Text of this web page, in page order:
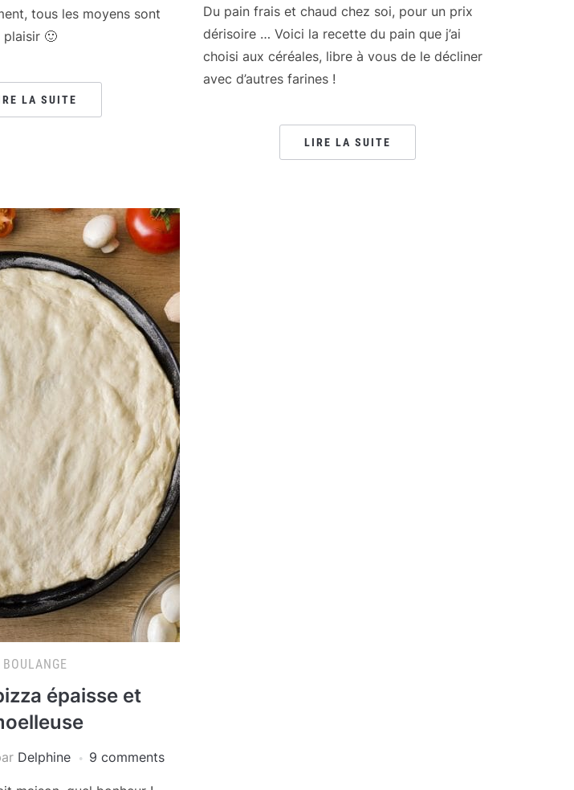
tous les moyens sont
🙂
LA SUITE
Du pain frais et chaud chez soi, pour un prix
dérisoire … Voici la recette du pain que j’ai
choisi aux céréales, libre à vous de le décliner
avec d’autres farines !
LIRE LA SUITE
BOULANGE
épaisse et
Delphine 9 comments